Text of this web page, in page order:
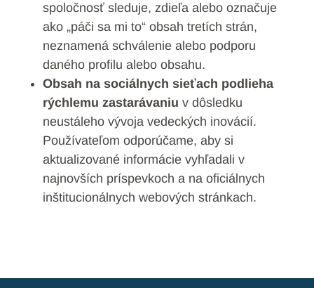
spoločnosť sleduje, zdieľa alebo označuje
ako „páči sa mi to“ obsah tretích strán,
neznamená schválenie alebo podporu
daného profilu alebo obsahu.
Obsah na sociálnych sieťach podlieha
rýchlemu zastarávaniu v dôsledku
neustáleho vývoja vedeckých inovácií.
Používateľom odporúčame, aby si
aktualizované informácie vyhľadali v
najnovších príspevkoch a na oficiálnych
inštitucionálnych webových stránkach.